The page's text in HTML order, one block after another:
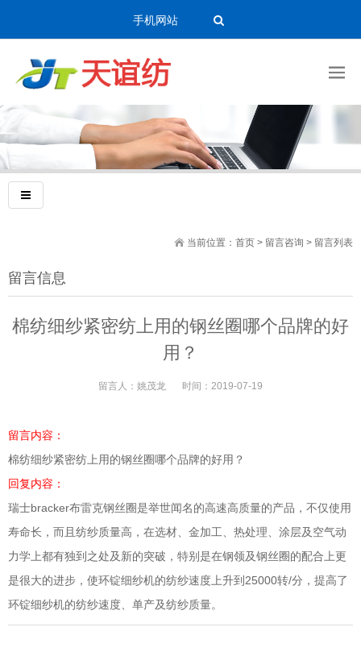
手机网站
当前位置： 首页 > 留言咨询 > 留言列表
留言信息
棉纺细纱紧密纺上用的钢丝圈哪个品牌的好
用？
留言人： 姚茂龙 时间： 2019-07-19
留言内容：
棉纺细纱紧密纺上用的钢丝圈哪个品牌的好用？
回复内容：
瑞士bracker布雷克钢丝圈是举世闻名的高速高质量的产品，不仅使用
寿命长，而且纺纱质量高，在选材、金加工、热处理、涂层及空气动
力学上都有独到之处及新的突破，特别是在钢领及钢丝圈的配合上更
是很大的进步，使环锭细纱机的纺纱速度上升到25000转/分，提高了
环锭细纱机的纺纱速度、单产及纺纱质量。